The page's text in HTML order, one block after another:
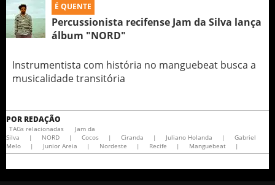
É QUENTE
Percussionista recifense Jam da Silva lança
álbum "NORD"
Instrumentista com história no manguebeat busca a
musicalidade transitória
POR REDAÇÃO
TAGs relacionadas
Jam da
Silva
| NORD | Cocos | Ciranda | Juliano Holanda |
Gabriel
Melo
| Junior Areia | Nordeste | Recife | Manguebeat |